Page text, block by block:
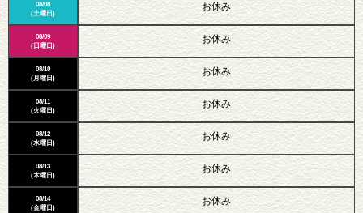
08/08
(土曜日)
08/09
(日曜日)
08/10
(月曜日)
08/11
(火曜日)
08/12
(水曜日)
08/13
(木曜日)
08/14
(金曜日)
お休み
お休み
お休み
お休み
お休み
お休み
お休み